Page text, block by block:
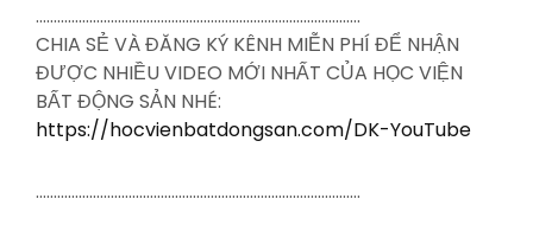
……………………………………………………………………………….
CHIA SẺ VÀ ĐĂNG KÝ KÊNH MIỄN PHÍ ĐỂ NHẬN
ĐƯỢC NHIỀU VIDEO MỚI NHẤT CỦA HỌC VIỆN
BẤT ĐỘNG SẢN NHÉ:
https://hocvienbatdongsan.com/DK-YouTube
……………………………………………………………………………….